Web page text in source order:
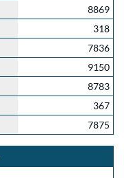
8869
318
7836
9150
8783
367
7875